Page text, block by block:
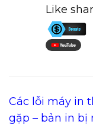
Like
Các lỗi máy in
gặp – bản in bị